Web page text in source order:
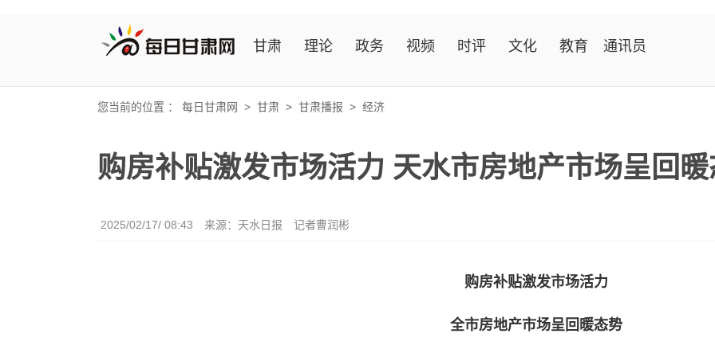
甘肃 理论 政务 视频 时评 文化 教育 通讯员
您当前的位置 ： 每日甘肃网 > 甘肃 > 甘肃播报 > 经济
购房补贴激发市场活力 天水市房地产市场呈回
2025/02/17/ 08:43 来源：天水日报 记者曹润彬
购房补贴激发市场活力
全市房地产市场呈回暖态势